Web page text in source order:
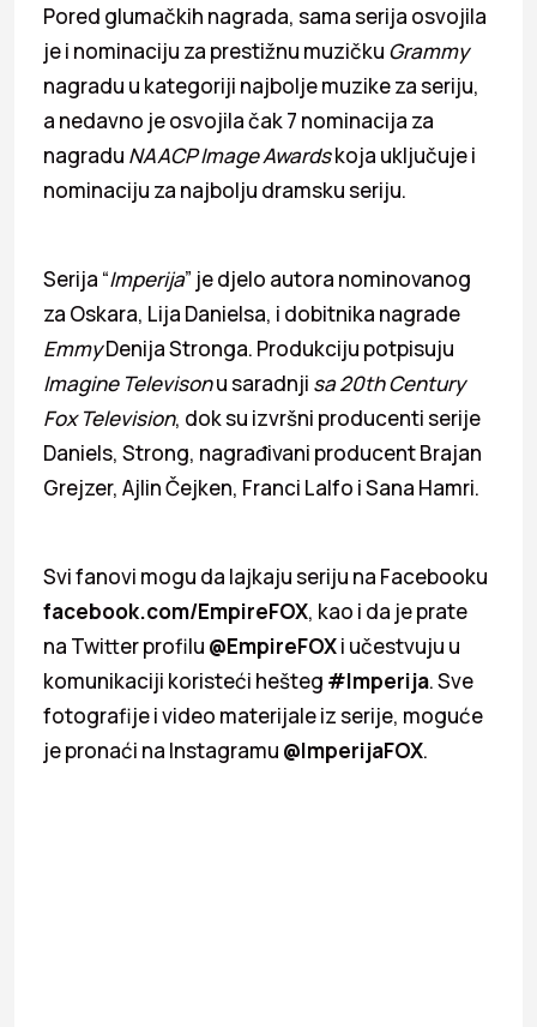
Pored glumačkih nagrada, sama serija osvojila
je i nominaciju za prestižnu muzičku Grammy
nagradu u kategoriji najbolje muzike za seriju,
a nedavno je osvojila čak 7 nominacija za
nagradu NAACP Image Awardskoja uključuje i
nominaciju za najbolju dramsku seriju.
Serija “Imperija” je djelo autora nominovanog
za Oskara, Lija Danielsa, i dobitnika nagrade
EmmyDenija Stronga. Produkciju potpisuju
Imagine Televisonu saradnji sa 20th Century
Fox Television, dok su izvršni producenti serije
Daniels, Strong, nagrađivani producent Brajan
Grejzer, Ajlin Čejken, Franci Lalfo i Sana Hamri.
Svi fanovi mogu da lajkaju seriju na Facebooku
facebook.com/EmpireFOX, kao i da je prate
na Twitter profilu @EmpireFOXi učestvuju u
komunikaciji koristeći hešteg #Imperija. Sve
fotografije i video materijale iz serije, moguće
je pronaći na Instagramu @ImperijaFOX.